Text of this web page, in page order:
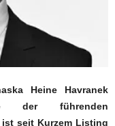
Heine Havranek
der führenden
seit Kurzem Listing